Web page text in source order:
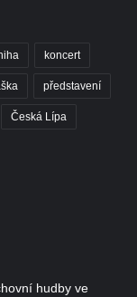
koncert
představení
Česká Lípa
hudby ve